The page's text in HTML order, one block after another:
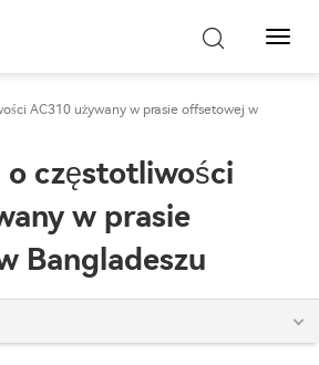
AC310 używany w prasie offsetowej w
o częstotliwości
w prasie
Bangladeszu